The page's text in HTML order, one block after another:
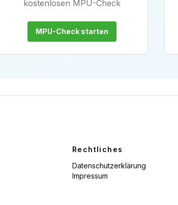
kostenlosen MPU-Check
MPU-Check starten
Rechtliches
Datenschutzerklärung
Impressum